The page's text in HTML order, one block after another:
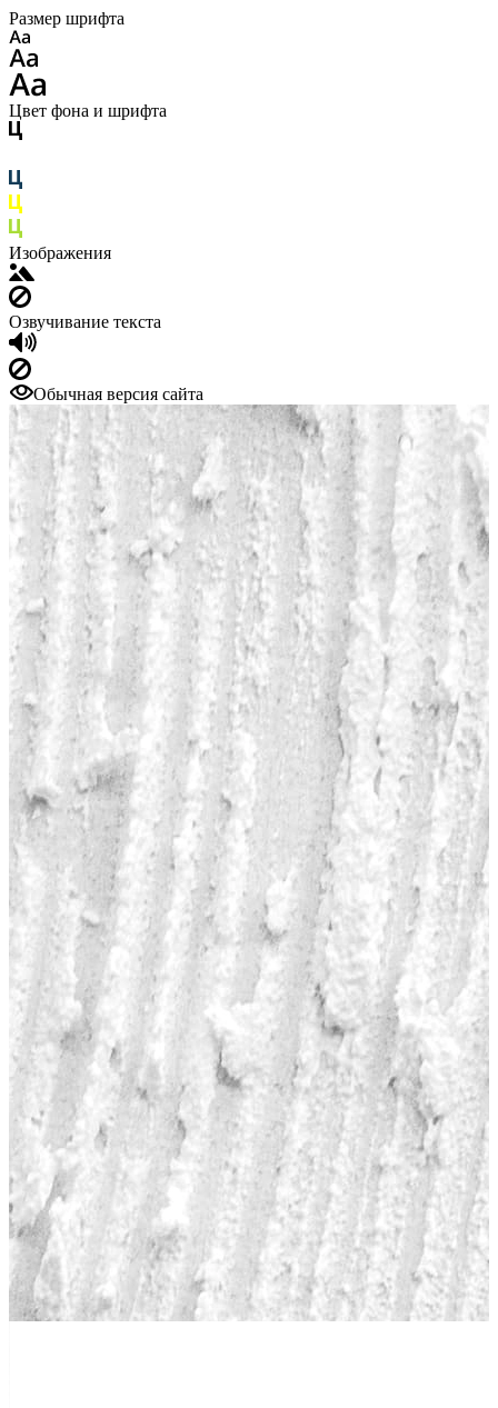
Размер шрифта
Цвет фона и шрифта
Изображения
Озвучивание текста
Обычная версия сайта